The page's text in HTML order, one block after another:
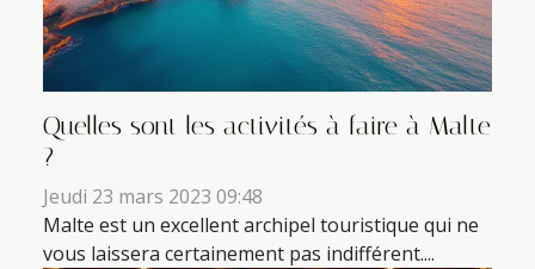
Quelles sont les activités à faire à Malte
?
Jeudi 23 mars 2023 09:48
Malte est un excellent archipel touristique qui ne
vous laissera certainement pas indifférent....